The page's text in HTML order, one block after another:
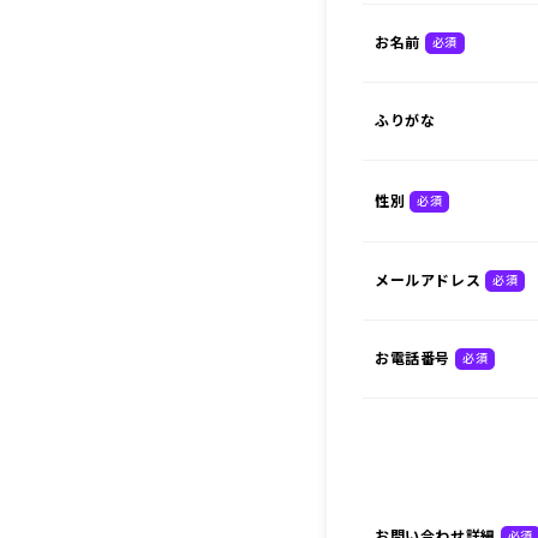
お名前 必須
ふりがな
性別 必須
メールアドレス 必須
お電話番号 必須